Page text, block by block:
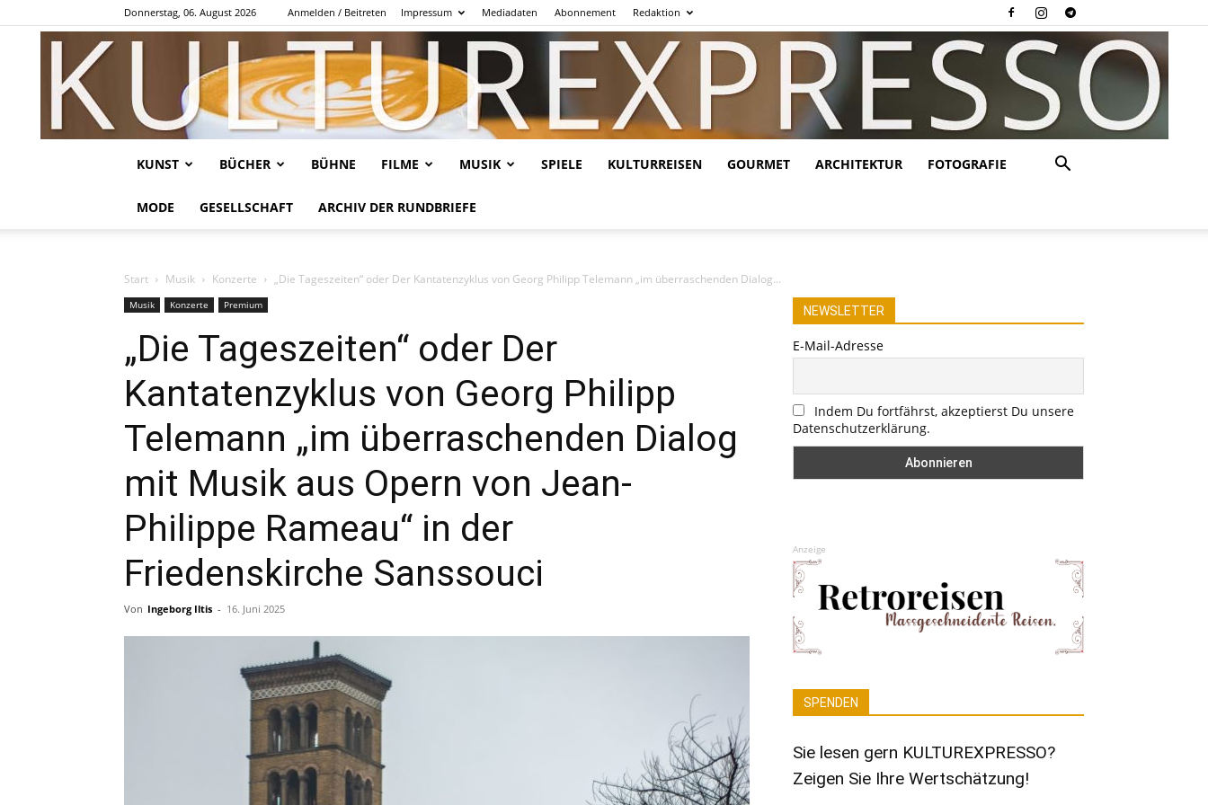
Donnerstag, 06. August 2026 Anmelden / Beitreten Impressum Mediadaten Abonnement Redaktion
KUNST BÜCHER BÜHNE FILME MUSIK SPIELE KULTURREISEN GOURMET ARCHITEKTUR FOTOGRAFIE
MODE GESELLSCHAFT ARCHIV DER RUNDBRIEFE
Start Musik Konzerte „Die Tageszeiten“ oder Der Kantatenzyklus von Georg Philipp Telemann „im überraschenden Dialog...
Musik Konzerte Premium
„Die Tageszeiten“ oder Der
Kantatenzyklus von Georg Philipp
Telemann „im überraschenden Dialog
mit Musik aus Opern von Jean-
Philippe Rameau“ in der
Friedenskirche Sanssouci
Von Ingeborg Iltis - 16. Juni 2025
NEWSLETTER
E-Mail-Adresse
Indem Du fortfährst, akzeptierst Du unsere
Datenschutzerklärung.
Anzeige
SPENDEN
Sie lesen gern KULTUREXPRESSO?
Zeigen Sie Ihre Wertschätzung!